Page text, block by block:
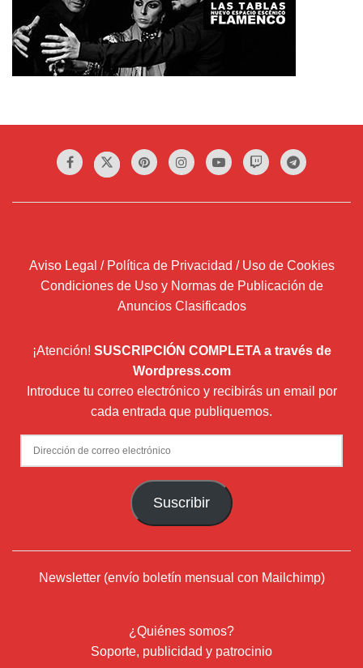
Aviso Legal / Política de Privacidad / Uso de Cookies
Condiciones de Uso y Normas de Publicación de
Anuncios Clasificados
¡Atención! SUSCRIPCIÓN COMPLETA a través de
Wordpress.com
Introduce tu correo electrónico y recibirás un email por
cada entrada que publiquemos.
Dirección
de
Suscribir
Newsletter (envío boletín mensual con Mailchimp)
¿Quiénes somos?
Soporte, publicidad y patrocinio